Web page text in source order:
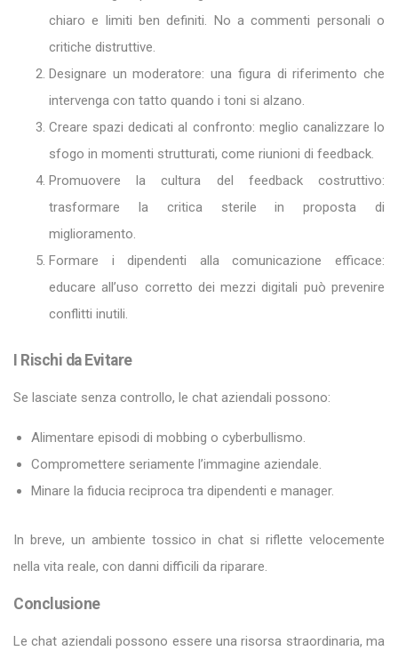
chiaro e limiti ben definiti. No a commenti personali o
critiche distruttive.
Designare un moderatore: una figura di riferimento che
intervenga con tatto quando i toni si alzano.
Creare spazi dedicati al confronto: meglio canalizzare lo
sfogo in momenti strutturati, come riunioni di feedback.
Promuovere la cultura del feedback costruttivo:
trasformare la critica sterile in proposta di
miglioramento.
Formare i dipendenti alla comunicazione efficace:
educare all’uso corretto dei mezzi digitali può prevenire
conflitti inutili.
I Rischi da Evitare
Se lasciate senza controllo, le chat aziendali possono:
Alimentare episodi di mobbing o cyberbullismo.
Compromettere seriamente l’immagine aziendale.
Minare la fiducia reciproca tra dipendenti e manager.
In breve, un ambiente tossico in chat si riflette velocemente
nella vita reale, con danni difficili da riparare.
Conclusione
Le chat aziendali possono essere una risorsa straordinaria, ma